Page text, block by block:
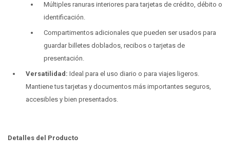
Múltiples ranuras interiores para tarjetas de crédito, débito o
identificación.
Compartimentos adicionales que pueden ser usados para
guardar billetes doblados, recibos o tarjetas de
presentación.
Versatilidad: Ideal para el uso diario o para viajes ligeros.
Mantiene tus tarjetas y documentos más importantes seguros,
accesibles y bien presentados.
Detalles del Producto